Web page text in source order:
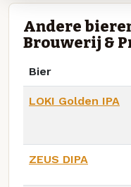
Andere
Brouwerij &
Bier
LOKI Golden IPA
ZEUS DIPA